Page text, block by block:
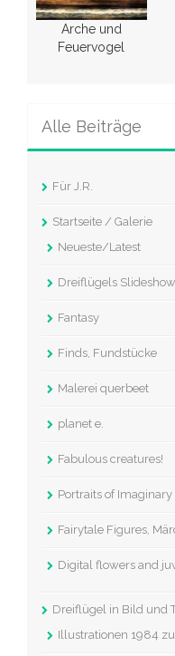
Arche und
Feuervogel
Alle Beiträge
Für J.R.
Startseite / Galerie
Neueste/Latest
Dreiflügels
Fantasy
Finds, Fundstücke
Malerei querbeet
planet e.
Fabulous creatures!
Portraits of Imaginary
Fairytale Figures,
Digital flowers and
Dreiflügel in Bild und
Illustrationen 1984